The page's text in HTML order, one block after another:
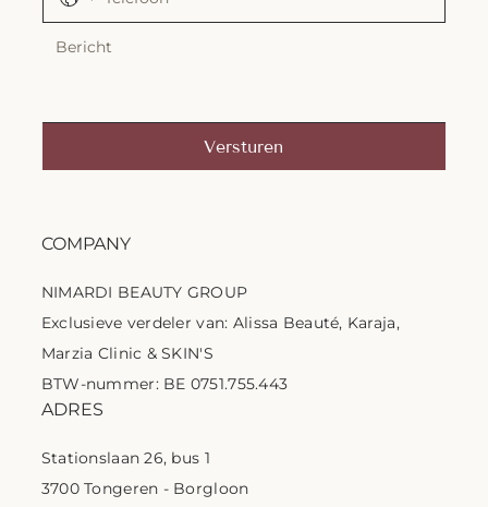
Versturen
COMPANY
NIMARDI BEAUTY GROUP
Exclusieve verdeler van: Alissa Beauté, Karaja,
Marzia Clinic & SKIN'S
BTW-nummer: BE 0751.755.443
ADRES
Stationslaan 26, bus 1
3700 Tongeren - Borgloon